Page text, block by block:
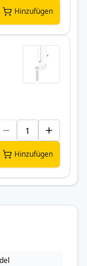
Hinzufügen
Hinzufügen